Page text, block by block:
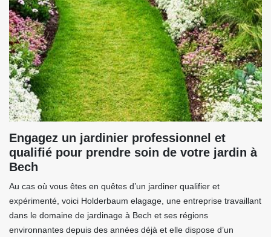
Engagez un jardinier professionnel et
qualifié pour prendre soin de votre jardin à
Bech
Au cas où vous êtes en quêtes d’un jardiner qualifier et
expérimenté, voici Holderbaum elagage, une entreprise travaillant
dans le domaine de jardinage à Bech et ses régions
environnantes depuis des années déjà et elle dispose d’un